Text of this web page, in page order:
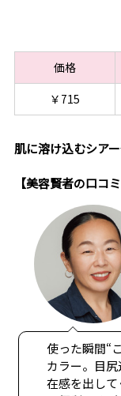
価格
￥715
肌に溶け込むシア
【美容賢者の口コミ
使った瞬間“
カラー。目
在感を出し